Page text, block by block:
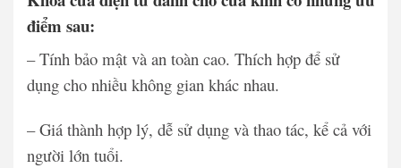
điểm sau:
– Tính bảo mật và an toàn cao. Thích hợp để sử
dụng cho nhiều không gian khác nhau.
– Giá thành hợp lý, dễ sử dụng và thao tác, kể cả với
người lớn tuổi.